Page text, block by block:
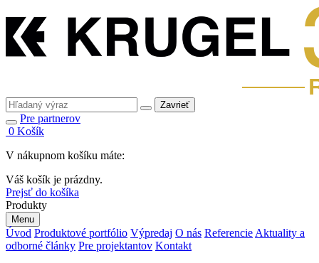
Zavrieť
Pre partnerov
0 Košík
V nákupnom košíku máte:
Váš košík je prázdny.
Prejsť do košíka
Produkty
Menu
Úvod Produktové portfólio Výpredaj O nás Referencie Aktuality a
odborné články Pre projektantov Kontakt